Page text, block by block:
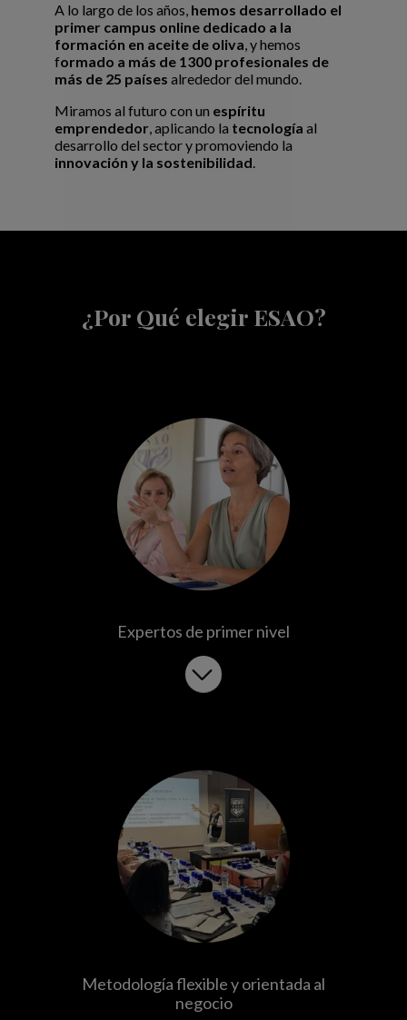
A lo largo de los años, hemos desarrollado el
primer campus online dedicado a la
formación en aceite de oliva, y hemos
formado a más de 1300 profesionales de
más de 25 países alrededor del mundo.
Miramos al futuro con un espíritu
emprendedor, aplicando la tecnología al
desarrollo del sector y promoviendo la
innovación y la sostenibilidad.
¿Por Qué elegir ESAO?
Expertos de primer nivel
Metodología flexible y orientada al
negocio